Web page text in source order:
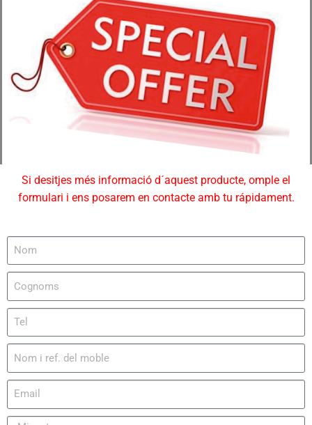
Si desitjes més informació d´aquest producte, omple el
formulari i ens posarem en contacte amb tu rápidament.